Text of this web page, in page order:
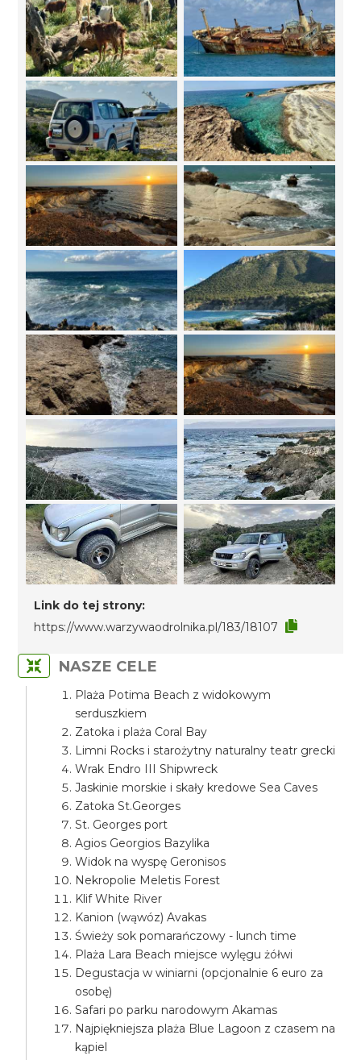
Link do tej strony:
https://www.warzywaodrolnika.pl/183/18107
NASZE CELE
Plaża Potima Beach z widokowym
serduszkiem
Zatoka i plaża Coral Bay
Limni Rocks i starożytny naturalny teatr grecki
Wrak Endro III Shipwreck
Jaskinie morskie i skały kredowe Sea Caves
Zatoka St.Georges
St. Georges port
Agios Georgios Bazylika
Widok na wyspę Geronisos
Nekropolie Meletis Forest
Klif White River
Kanion (wąwóz) Avakas
Świeży sok pomarańczowy - lunch time
Plaża Lara Beach miejsce wylęgu żółwi
Degustacja w winiarni (opcjonalnie 6 euro za
osobę)
Safari po parku narodowym Akamas
Najpiękniejsza plaża Blue Lagoon z czasem na
kąpiel